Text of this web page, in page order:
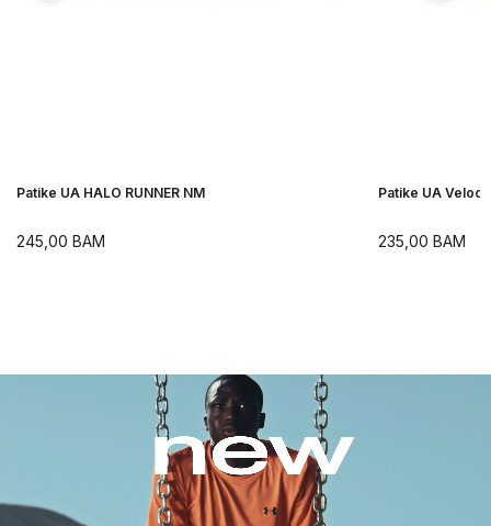
Patike UA HALO RUNNER NM
245,00 BAM
Patike UA
235,00 BAM